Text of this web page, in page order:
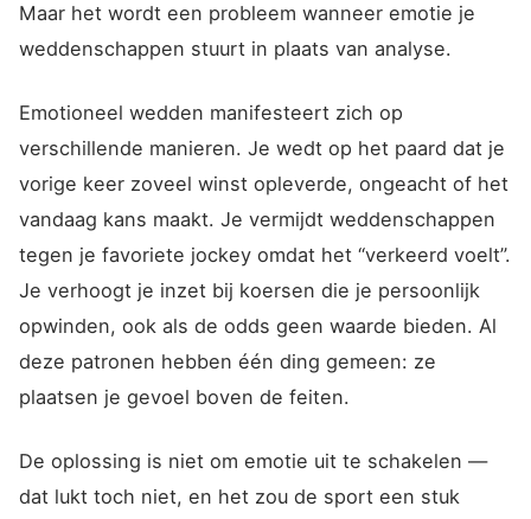
Maar het wordt een probleem wanneer emotie je
weddenschappen stuurt in plaats van analyse.
Emotioneel wedden manifesteert zich op
verschillende manieren. Je wedt op het paard dat je
vorige keer zoveel winst opleverde, ongeacht of het
vandaag kans maakt. Je vermijdt weddenschappen
tegen je favoriete jockey omdat het “verkeerd voelt”.
Je verhoogt je inzet bij koersen die je persoonlijk
opwinden, ook als de odds geen waarde bieden. Al
deze patronen hebben één ding gemeen: ze
plaatsen je gevoel boven de feiten.
De oplossing is niet om emotie uit te schakelen —
dat lukt toch niet, en het zou de sport een stuk